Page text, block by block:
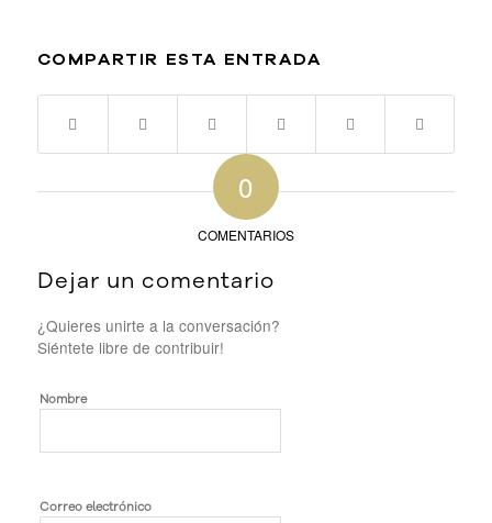
COMPARTIR ESTA ENTRADA
0
COMENTARIOS
Dejar un comentario
¿Quieres unirte a la conversación?
Siéntete libre de contribuir!
Nombre
Correo electrónico